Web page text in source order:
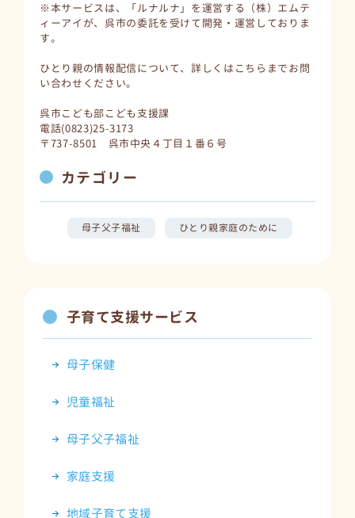
※本サービスは、「ルナルナ」を運営する（株）エムテ
ィーアイが、呉市の委託を受けて開発・運営しておりま
す。
ひとり親の情報配信について、詳しくはこちらまでお問
い合わせください。
呉市こども部こども支援課
電話(0823)25-3173
〒737-8501 呉市中央４丁目１番６号
カテゴリー
母子父子福祉 ひとり親家庭のために
子育て支援サービス
母子保健
児童福祉
母子父子福祉
家庭支援
地域子育て支援